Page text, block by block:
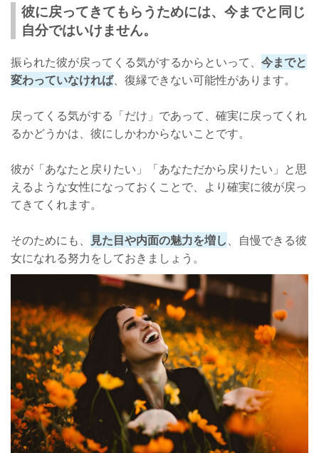
彼に戻ってきてもらうためには、今までと同じ
自分ではいけません。
振られた彼が戻ってくる気がするからといって、 今までと
変わっていなければ、復縁できない可能性があります。
戻ってくる気がする「だけ」であって、確実に戻ってくれ
るかどうかは、彼にしかわからないことです。
彼が「あなたと戻りたい」「あなただから戻りたい」と思
えるような女性になっておくことで、より確実に彼が戻っ
てきてくれます。
そのためにも、 見た目や内面の魅力を増し、自慢できる彼
女になれる努力をしておきましょう。